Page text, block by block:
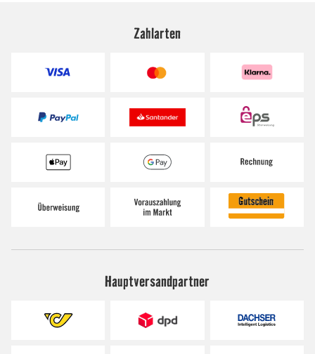
Zahlarten
Hauptversandpartner